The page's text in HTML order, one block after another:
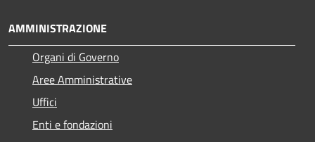
AMMINISTRAZIONE
Organi di Governo
Aree Amministrative
Uffici
Enti e fondazioni